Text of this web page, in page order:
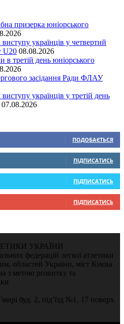
призерка юніорського
українців у четвертий
U20 08.08.2026
в третій день юніорського
засідання Ради ФЛАУ
українців у третій день
07.08.2026
ПОДОБАЄТЬСЯ
ПІДПИСАТИСЬ
ПІДПИСАТИСЬ
ПІДПИСАТИСЬ
УКРАЇНИ
федерацій легкої атлетики
областей України, міст Києва
з метою розвитку та
буд. 2, під’їзд №1, 17 поверх